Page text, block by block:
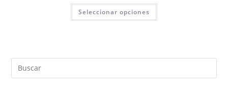
Seleccionar opciones